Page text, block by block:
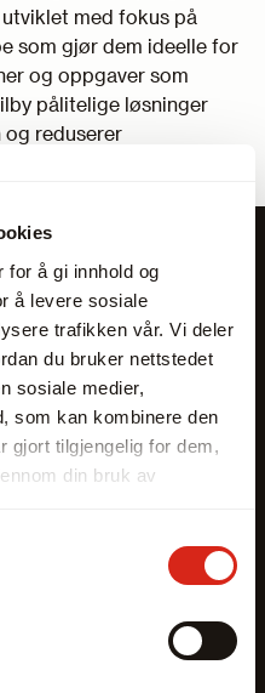
for å gi innhold og
å levere sosiale
trafikken vår. Vi deler
du bruker nettstedet
sosiale medier,
som kan kombinere den
gjort tilgjengelig for dem,
din bruk av
med fokus på
som gjør dem ideelle for
og oppgaver som
pålitelige løsninger
reduserer
om våre
Våre salgsteknikere
innen bransjen.